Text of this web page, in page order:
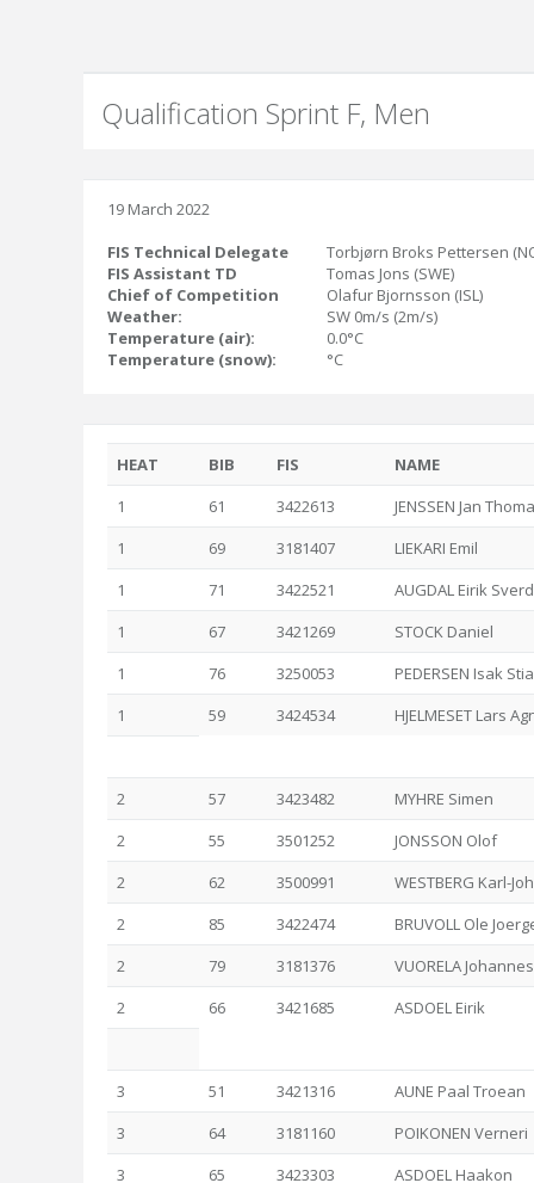
Qualification Sprint F, Men
19 March 2022
FIS Technical Delegate
Torbjørn Broks Pettersen
FIS Assistant TD
Tomas Jons (SWE)
Chief of Competition
Olafur Bjornsson (ISL)
Weather:
SW 0m/s (2m/s)
Temperature (air):
0.0°C
Temperature (snow):
°C
HEAT BIB FIS
NAME
1
61 3422613
JENSSEN Jan
1
69 3181407
LIEKARI Emil
1
71 3422521
AUGDAL Eirik
1
67 3421269
STOCK Daniel
1
76 3250053
PEDERSEN Isak
1
59 3424534 HJELMESET Lars
2 57 3423482
MYHRE Simen
2
55 3501252
JONSSON Olof
2
62 3500991
WESTBERG Karl-
2
85 3422474
BRUVOLL Ole
2
79 3181376
VUORELA Johannes
2
66 3421685 ASDOEL Eirik
3 51 3421316
AUNE Paal Troean
3
64 3181160
POIKONEN Verneri
3
65 3423303
ASDOEL Haakon